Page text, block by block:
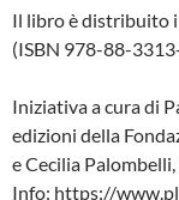
Il libro è distribuito
(ISBN 978-88-
Iniziativa a cura di
edizioni della
e Cecilia
Info: https://